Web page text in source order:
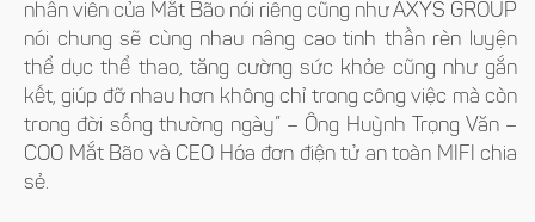
nhân viên của Mắt Bão nói riêng cũng như AXYS GROUP
nói chung sẽ cùng nhau nâng cao tinh thần rèn luyện
thể dục thể thao, tăng cường sức khỏe cũng như gắn
kết, giúp đỡ nhau hơn không chỉ trong công việc mà còn
trong đời sống thường ngày” – Ông Huỳnh Trọng Văn –
COO Mắt Bão và CEO Hóa đơn điện tử an toàn MIFI chia
sẻ.